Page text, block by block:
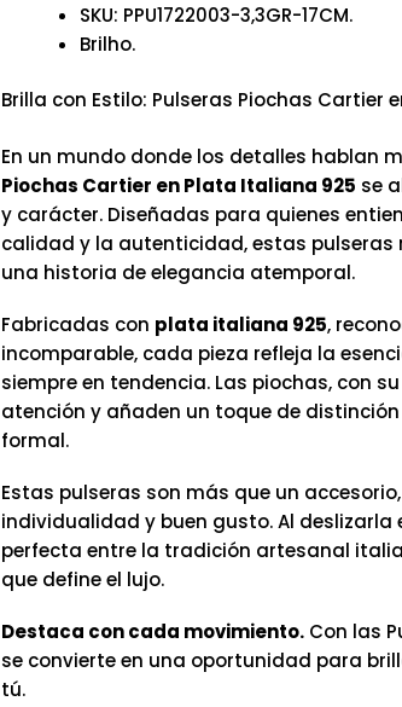
SKU: PPU1722003-3,3GR-17CM.
Brilho.
Brilla con Estilo: Pulseras Piochas Cartier
En un mundo donde los detalles hablan
Piochas Cartier en Plata Italiana 925 se
y carácter. Diseñadas para quienes
calidad y la autenticidad, estas pulseras
una historia de elegancia atemporal.
Fabricadas con plata italiana 925,
incomparable, cada pieza refleja la
siempre en tendencia. Las piochas, con
atención y añaden un toque de
formal.
Estas pulseras son más que un
individualidad y buen gusto. Al
perfecta entre la tradición artesanal
que define el lujo.
Destaca con cada movimiento.Con las
se convierte en una oportunidad para
tú.